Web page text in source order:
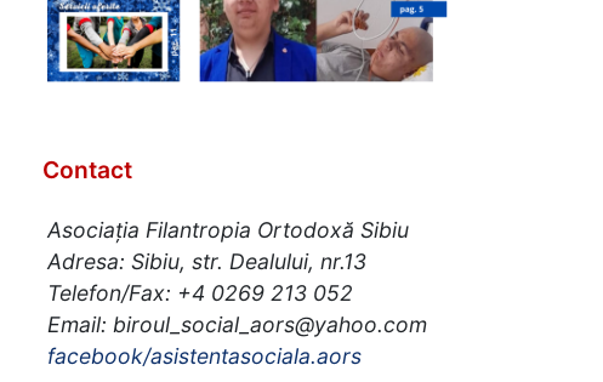
Contact
Asociația Filantropia Ortodoxă Sibiu
Adresa: Sibiu, str. Dealului, nr.13
Telefon/Fax: +4 0269 213 052
Email: biroul_social_aors@yahoo.com
facebook/asistentasociala.aors